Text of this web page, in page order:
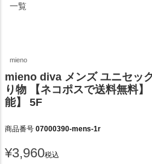
一覧
mieno
mieno diva メンズ ユニセッ
り物 【ネコポスで送料無料
能】 5F
商品番号 07000390-mens-1r
¥3,960税込